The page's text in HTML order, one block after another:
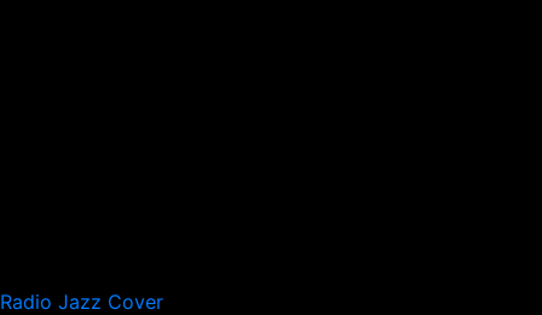
Radio Jazz Cover